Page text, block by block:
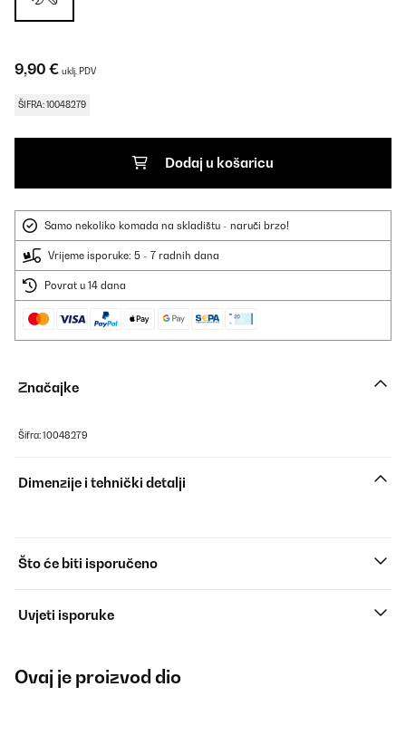
9,90 € uklj. PDV
ŠIFRA: 10048279
Dodaj u košaricu
Samo nekoliko komada na skladištu - naruči brzo!
Vrijeme isporuke: 5 - 7 radnih dana
Povrat u 14 dana
Značajke
Šifra: 10048279
Dimenzije i tehnički detalji
Što će biti isporučeno
Uvjeti isporuke
Ovaj je proizvod dio